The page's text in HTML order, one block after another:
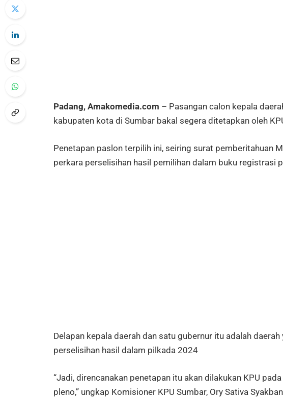
Padang, Amakomedia.com – Pasangan calon kepala
kabupaten kota di Sumbar bakal segera ditetapkan oleh
Penetapan paslon terpilih ini, seiring surat pemberitahuan
perkara perselisihan hasil pemilihan dalam buku registrasi
Delapan kepala daerah dan satu gubernur itu adalah
perselisihan hasil dalam pilkada 2024
“Jadi, direncanakan penetapan itu akan dilakukan KPU
pleno,” ungkap Komisioner KPU Sumbar, Ory Sativa